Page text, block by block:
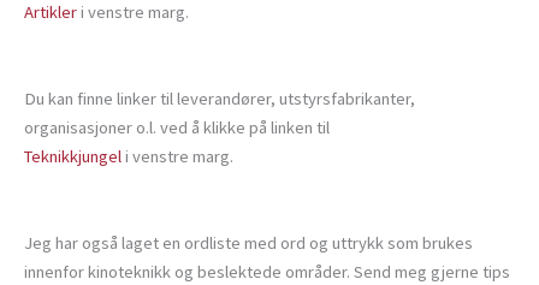
Artikleri venstre marg.
Du kan finne linker til leverandører, utstyrsfabrikanter,
organisasjoner o.l. ved å klikke på linken til
Teknikkjungeli venstre marg.
Jeg har også laget en ordliste med ord og uttrykk som brukes
innenfor kinoteknikk og beslektede områder. Send meg gjerne tips